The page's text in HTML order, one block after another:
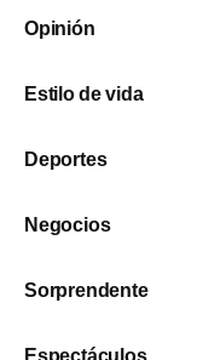
Opinión
Estilo de vida
Deportes
Negocios
Sorprendente
Espectáculos